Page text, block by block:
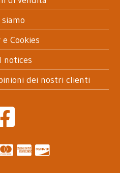
siamo
e Cookies
notices
dei nostri clienti